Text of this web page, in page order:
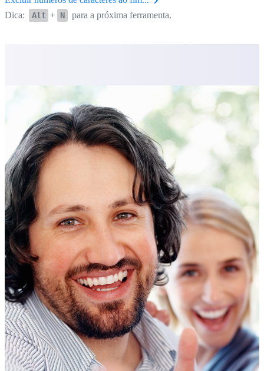
Dica:
Alt + N para a próxima ferramenta.